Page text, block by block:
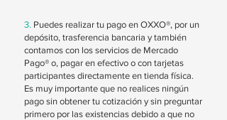
3. Puedes realizar tu pago en OXXO®, por un
depósito, trasferencia bancaria y también
contamos con los servicios de Mercado
Pago® o, pagar en efectivo o con tarjetas
participantes directamente en tienda física.
Es muy importante que no realices ningún
pago sin obtener tu cotización y sin preguntar
primero por las existencias debido a que no